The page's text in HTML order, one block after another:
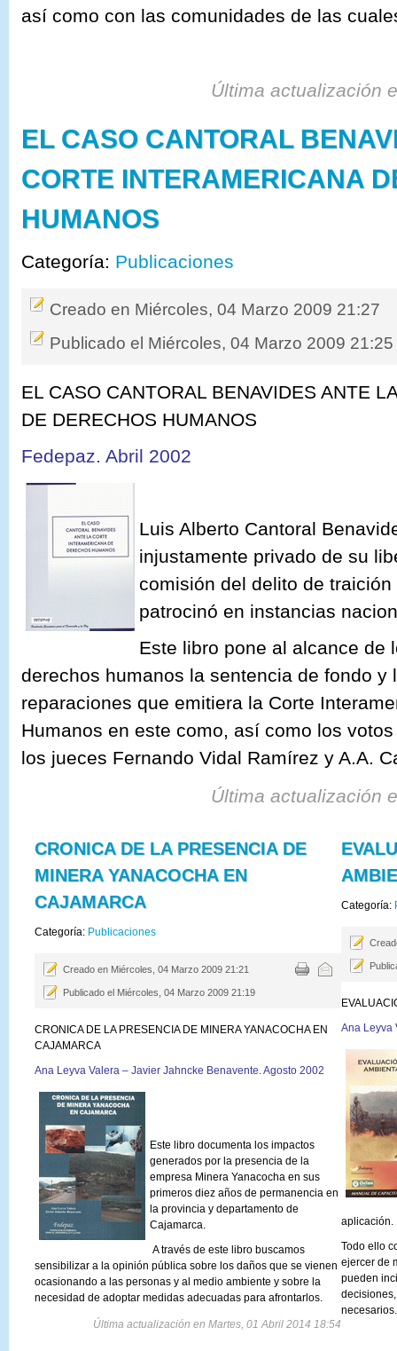
así como con las comunidades de las
Última actualización
EL CASO CANTORAL
CORTE INTERAMERICANA
HUMANOS
Categoría: Publicaciones
Creado en Miércoles, 04 Marzo 2009 21:27
Publicado el Miércoles, 04 Marzo 2009 21:25
EL CASO CANTORAL BENAVIDES ANTE
DE DERECHOS HUMANOS
Fedepaz. Abril 2002
Luis Alberto Cantoral
injustamente privado de su
comisión del delito de
patrocinó en instancias
Este libro pone al alcance de
derechos humanos la sentencia de fondo y
reparaciones que emitiera la Corte
Humanos en este como, así como los
los jueces Fernando Vidal Ramírez y A.A.
Última actualización
CRONICA DE LA PRESENCIA DE
MINERA YANACOCHA EN
CAJAMARCA
Categoría: Publicaciones
Creado en Miércoles, 04 Marzo 2009 21:21
Publicado el Miércoles, 04 Marzo 2009 21:19
CRONICA DE LA PRESENCIA DE MINERA YANACOCHA EN
CAJAMARCA
Ana Leyva Valera – Javier Jahncke Benavente. Agosto 2002
Este libro documenta los impactos
generados por la presencia de la
empresa Minera Yanacocha en sus
primeros diez años de permanencia en
la provincia y departamento de
Cajamarca.
A través de este libro buscamos
sensibilizar a la opinión pública sobre los daños que se vienen
ocasionando a las personas y al medio ambiente y sobre la
necesidad de adoptar medidas adecuadas para afrontarlos.
Última actualización en Martes, 01 Abril 2014 18:54
Categoría:
Ana Leyva
aplicación.
Todo ello
ejercer de
pueden
necesarios.